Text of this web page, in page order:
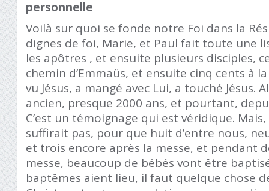
personnelle
Voilà sur quoi se fonde notre Foi dans la
dignes de foi, Marie, et Paul fait toute une
les apôtres , et ensuite plusieurs disciples,
chemin d’Emmaüs, et ensuite cinq cents à
vu Jésus, a mangé avec Lui, a touché Jésus.
ancien, presque 2000 ans, et pourtant,
C’est un témoignage qui est véridique.
suffirait pas, pour que huit d’entre nous,
et trois encore après la messe, et pendant
messe, beaucoup de bébés vont être
baptêmes aient lieu, il faut quelque chose